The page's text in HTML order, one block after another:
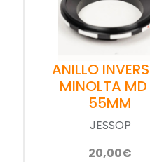
ANILLO
MINOLTA
55MM
JESSOP
20,00€